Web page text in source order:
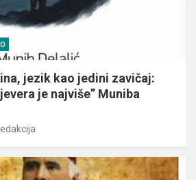
jezik kao jedini zavičaj:
je najviše” Muniba